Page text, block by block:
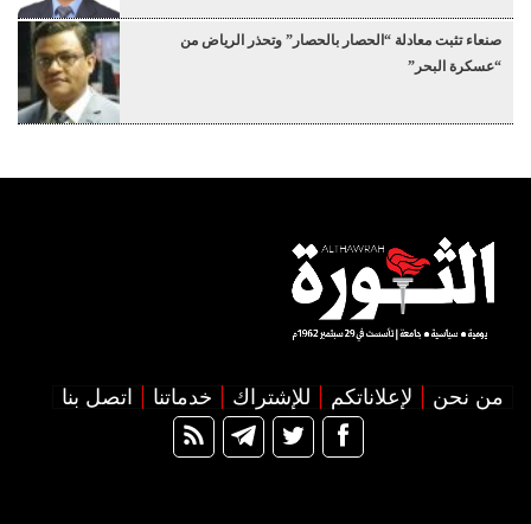
صنعاء تثبت معادلة “الحصار بالحصار” وتحذر الرياض من
“عسكرة البحر”
من نحن لإعلاناتكم للإشتراك خدماتنا اتصل بنا